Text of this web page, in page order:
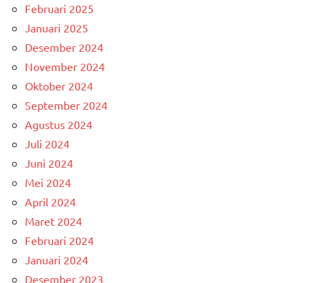
Februari 2025
Januari 2025
Desember 2024
November 2024
Oktober 2024
September 2024
Agustus 2024
Juli 2024
Juni 2024
Mei 2024
April 2024
Maret 2024
Februari 2024
Januari 2024
Desember 2023